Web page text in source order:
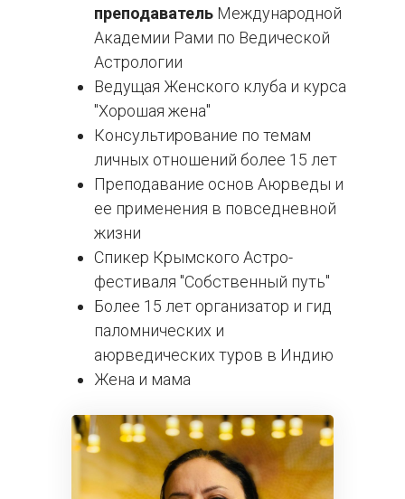
преподаватель Международной
Академии Рами по Ведической
Астрологии
Ведущая Женского клуба и курса
"Хорошая жена"
Консультирование по темам
личных отношений более 15 лет
Преподавание основ Аюрведы и
ее применения в повседневной
жизни
Спикер Крымского Астро-
фестиваля "Собственный путь"
Более 15 лет организатор и гид
паломнических и
аюрведических туров в Индию
Жена и мама